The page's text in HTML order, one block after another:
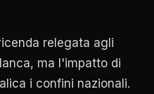
relegata agli
ma l'impatto di
i confini nazionali.